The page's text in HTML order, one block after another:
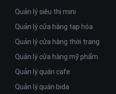
Quản lý siêu thị mini
Quản lý cửa hàng tạp hóa
Quản lý cửa hàng thời trang
Quản lý cửa hàng mỹ phẩm
Quản lý quán cafe
Quản lý quán bida